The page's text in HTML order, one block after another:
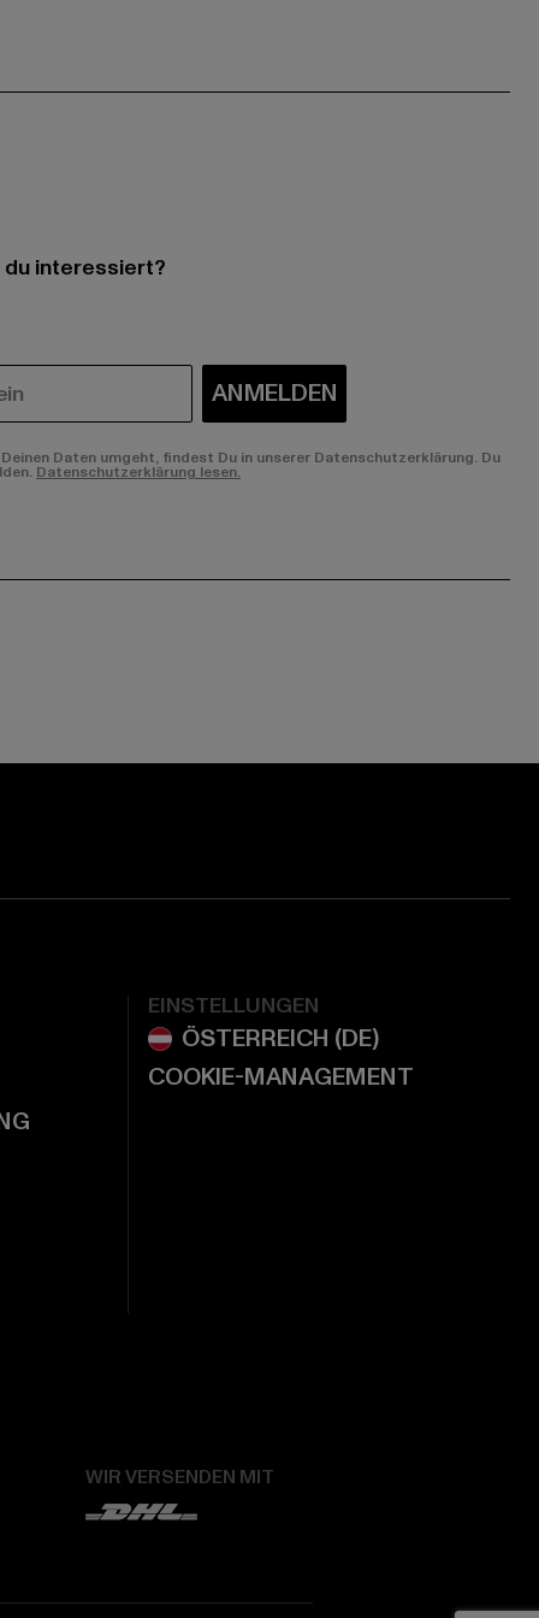
interessiert?
ANMELDEN
Daten umgeht, findest Du in unserer Datenschutzerklärung. Du
Datenschutzerklärung lesen.
page:channel:
EINSTELLUNGEN
COOKIE-MANAGEMENT
WIR VERSENDEN MIT